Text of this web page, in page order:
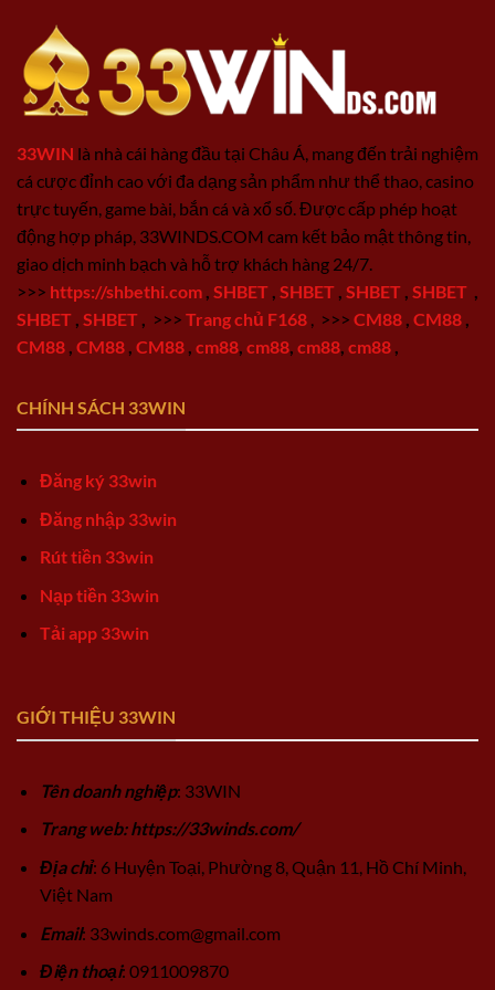
33WIN là nhà cái hàng đầu tại Châu Á, mang đến trải nghiệm
cá cược đỉnh cao với đa dạng sản phẩm như thể thao, casino
trực tuyến, game bài, bắn cá và xổ số. Được cấp phép hoạt
động hợp pháp, 33WINDS.COM cam kết bảo mật thông tin,
giao dịch minh bạch và hỗ trợ khách hàng 24/7.
>>> https://shbethi.com SHBET SHBET SHBET SHBET
SHBET SHBET >>> Trang chủ F168 >>> CM88 CM88
CM88 CM88 CM88 cm88 cm88 cm88 cm88
CHÍNH SÁCH 33WIN
Đăng ký 33win
Đăng nhập 33win
Rút tiền 33win
Nạp tiền 33win
Tải app 33win
GIỚI THIỆU 33WIN
Tên doanh nghiệp: 33WIN
Trang web: https://33winds.com/
Địa chỉ: 6 Huyện Toại, Phường 8, Quận 11, Hồ Chí Minh,
Việt Nam
Email: 33winds.com@gmail.com
Điện thoại: 0911009870